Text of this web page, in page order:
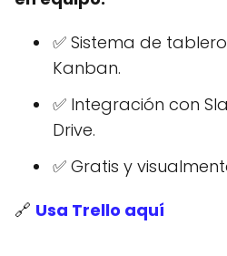
✅ Sistema de
Kanban.
✅ Integración con
Drive.
✅ Gratis y
🔗 Usa Trello aquí